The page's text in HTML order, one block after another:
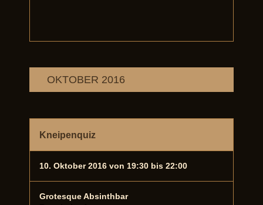
OKTOBER 2016
Kneipenquiz
10. Oktober 2016 von 19:30bis 22:00
Grotesque Absinthbar